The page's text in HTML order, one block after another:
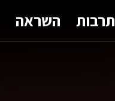
תרבות השראה